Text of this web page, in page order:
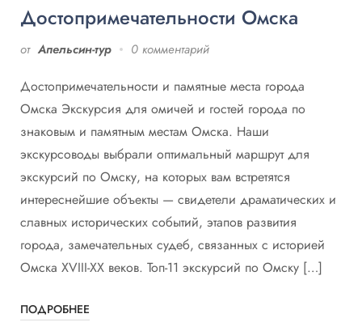
Достопримечательности Омска
от Апельсин-тур 0 комментарий
Достопримечательности и памятные места города
Омска Экскурсия для омичей и гостей города по
знаковым и памятным местам Омска. Наши
экскурсоводы выбрали оптимальный маршрут для
экскурсий по Омску, на которых вам встретятся
интереснейшие объекты — свидетели драматических и
славных исторических событий, этапов развития
города, замечательных судеб, связанных с историей
Омска XVIII-XX веков. Топ-11 экскурсий по Омску […]
ПОДРОБНЕЕ